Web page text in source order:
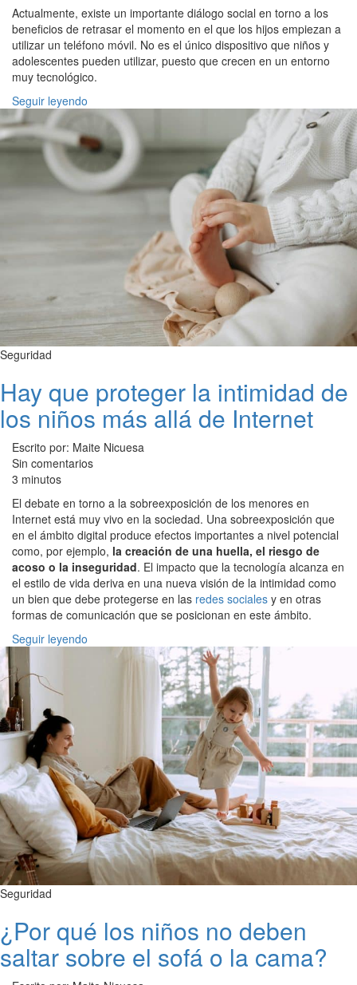
Actualmente, existe un importante diálogo social en torno a los
beneficios de retrasar el momento en el que los hijos empiezan a
utilizar un teléfono móvil. No es el único dispositivo que niños y
adolescentes pueden utilizar, puesto que crecen en un entorno
muy tecnológico.
Seguir leyendo
Seguridad
Hay que proteger la intimidad de
los niños más allá de Internet
Escrito por: Maite Nicuesa
Sin comentarios
3 minutos
El debate en torno a la sobreexposición de los menores en
Internet está muy vivo en la sociedad. Una sobreexposición que
en el ámbito digital produce efectos importantes a nivel potencial
como, por ejemplo, la creación de una huella, el riesgo de
acoso o la inseguridad. El impacto que la tecnología alcanza en
el estilo de vida deriva en una nueva visión de la intimidad como
un bien que debe protegerse en las redes sociales y en otras
formas de comunicación que se posicionan en este ámbito.
Seguir leyendo
Seguridad
¿Por qué los niños no deben
saltar sobre el sofá o la cama?